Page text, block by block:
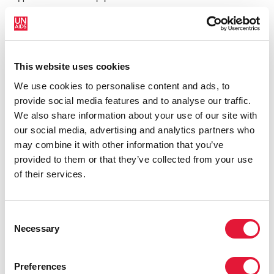
This website uses cookies
We use cookies to personalise content and ads, to
provide social media features and to analyse our traffic.
We also share information about your use of our site with
our social media, advertising and analytics partners who
may combine it with other information that you’ve
provided to them or that they’ve collected from your use
of their services.
Selection
Necessary
Preferences
распространения ВИЧ, а также в улучшении услуг
тестирования на ВИЧ и антиретровирусной
наркотики. Хотя доступность опиоидной
заместительной терапии в обеих странах
оставалась ограниченной, в Эстонии она была
выше, чем в Латвии.
антиретровирусную терапию. Тем временем в
людей, употребляющих инъекционные наркотики, и